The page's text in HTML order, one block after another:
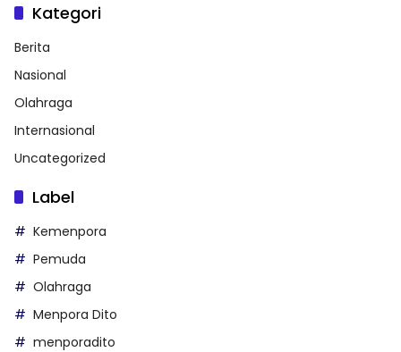
Kategori
Berita
Nasional
Olahraga
Internasional
Uncategorized
Label
Kemenpora
Pemuda
Olahraga
Menpora Dito
menporadito